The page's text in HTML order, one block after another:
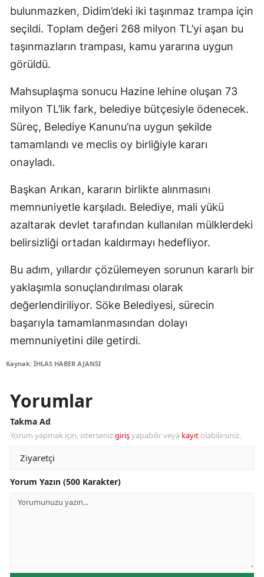
bulunmazken, Didim’deki iki taşınmaz trampa için
seçildi. Toplam değeri 268 milyon TL’yi aşan bu
taşınmazların trampası, kamu yararına uygun
görüldü.
Mahsuplaşma sonucu Hazine lehine oluşan 73
milyon TL’lik fark, belediye bütçesiyle ödenecek.
Süreç, Belediye Kanunu’na uygun şekilde
tamamlandı ve meclis oy birliğiyle kararı
onayladı.
Başkan Arıkan, kararın birlikte alınmasını
memnuniyetle karşıladı. Belediye, mali yükü
azaltarak devlet tarafından kullanılan mülklerdeki
belirsizliği ortadan kaldırmayı hedefliyor.
Bu adım, yıllardır çözülemeyen sorunun kararlı bir
yaklaşımla sonuçlandırılması olarak
değerlendiriliyor. Söke Belediyesi, sürecin
başarıyla tamamlanmasından dolayı
memnuniyetini dile getirdi.
Kaynak: İHLAS HABER AJANSI
Yorumlar
Takma Ad
Yorum yapmak için, istersenizgirişyapabilir veya kayıt olabilirsiniz.
Yorum Yazın (500 Karakter)